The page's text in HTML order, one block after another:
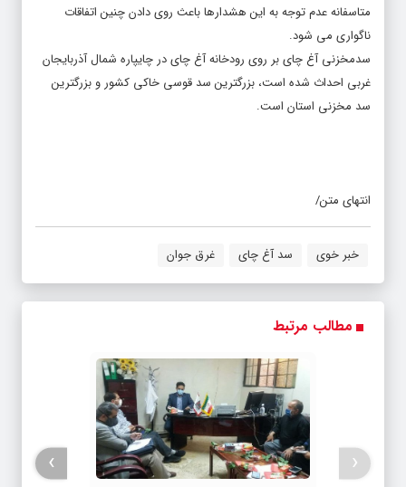
ناگواری می شود.
سدمخزنی آغ چای بر روی رودخانه آغ چای در چایپاره شمال آذربایجان
غربی احداث شده است، بزرگترین سد قوسی خاکی کشور و بزرگترین
سد مخزنی استان است.
خبر خوی سد آغ چای غرق جوان
مطالب مرتبط
همشهریان عزیز اهدای خون خود را
‹
›